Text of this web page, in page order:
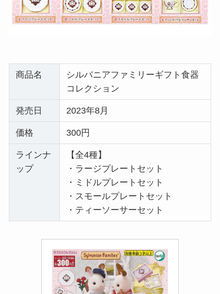
商品名
シルバニアファミリーギフト食器
コレクション
発売日 2023年8月
価格 300円
ラインナ
ップ
【全4種】
・ラージプレートセット
・ミドルプレートセット
・スモールプレートセット
・ティーソーサーセット